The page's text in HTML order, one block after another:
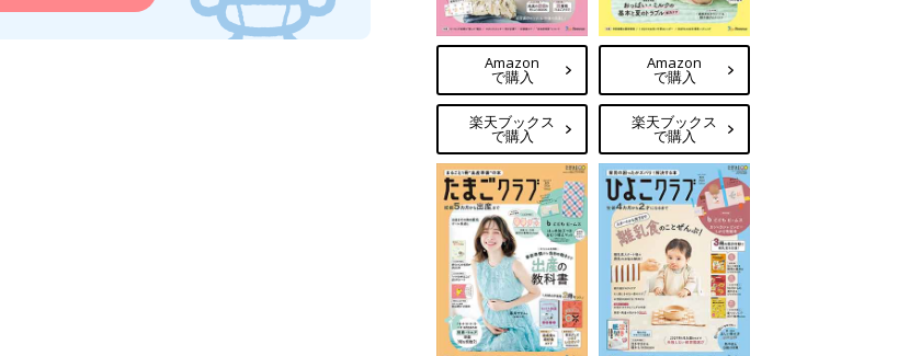
Amazon
で購入
楽天ブックス
で購入
Amazon
で購入
楽天ブックス
で購入